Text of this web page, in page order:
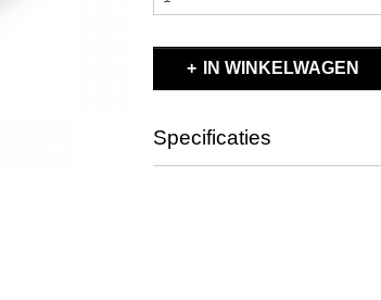
IN WINKELWAGEN
Specificaties